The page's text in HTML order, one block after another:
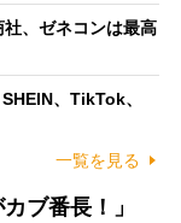
社、ゼネコンは最高
、TikTok、
一覧を見る
ブ番長！」